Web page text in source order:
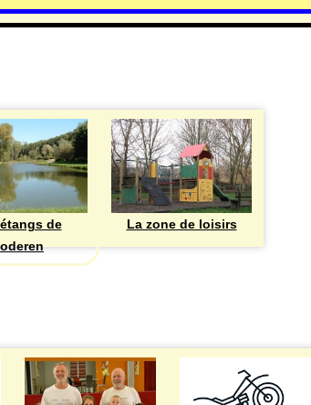
de
La zone de loisirs